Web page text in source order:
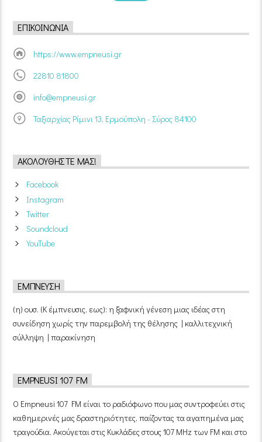
ΕΠΙΚΟΙΝΩΝΊΑ
https://www.empneusi.gr
22810 81800
info@empneusi.gr
Ταξιαρχίας Ρίμινι 13, Ερμούπολη - Σύρος 84100
ΑΚΟΛΟΥΘΉΣΤΕ ΜΑΣ!
Facebook
Instagram
Twitter
Soundcloud
YouTube
ΈΜΠΝΕΥΣΗ
(η) ουσ. (Κ έμπνευσις, εως): η ξαφνική γένεση μιας ιδέας στη
συνείδηση χωρίς την παρεμβολή της θέλησης | καλλιτεχνική
σύλληψη | παρακίνηση
EMPNEUSI 107 FM
Ο Empneusi 107 FM είναι το ραδιόφωνο που μας συντροφεύει στις
καθημερινές μας δραστηριότητες, παίζοντας τα αγαπημένα μας
τραγούδια. Ακούγεται στις Κυκλάδες στους 107 MHz των FM και στο